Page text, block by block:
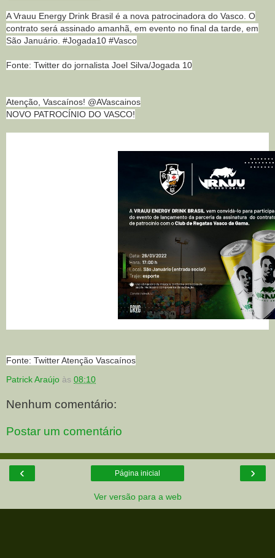
A Vrauu Energy Drink Brasil é a nova patrocinadora do Vasco. O
contrato será assinado amanhã, em evento no final da tarde, em
São Januário. #Jogada10 #Vasco
Fonte: Twitter do jornalista Joel Silva/Jogada 10
Atenção, Vascaínos! @AVascainos
NOVO PATROCÍNIO DO VASCO!
Fonte: Twitter Atenção Vascaínos
Patrick Araújo às 08:10
Nenhum comentário:
Postar um comentário
‹ ›
Página inicial
Ver versão para a web